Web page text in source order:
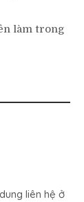
làm trong
liên hệ ở